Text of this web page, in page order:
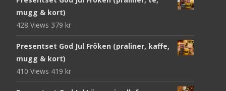
mugg & kort)
428 Views 379 kr
Presentset God Jul Fröken (praliner, kaffe,
mugg & kort)
410 Views 419 kr